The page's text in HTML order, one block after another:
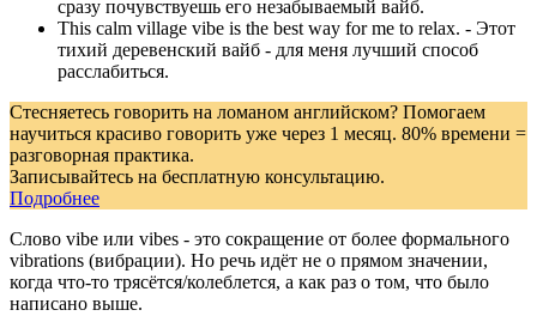
сразу почувствуешь его незабываемый вайб.
This calm village vibe is the best way for me to relax. - Этот
тихий деревенский вайб - для меня лучший способ
расслабиться.
Стесняетесь говорить на ломаном английском? Помогаем
научиться красиво говорить уже через 1 месяц. 80% времени =
разговорная практика.
Записывайтесь на бесплатную консультацию.
Подробнее
Слово vibe или vibes - это сокращение от более формального
vibrations (вибрации). Но речь идёт не о прямом значении,
когда что-то трясётся/колеблется, а как раз о том, что было
написано выше.